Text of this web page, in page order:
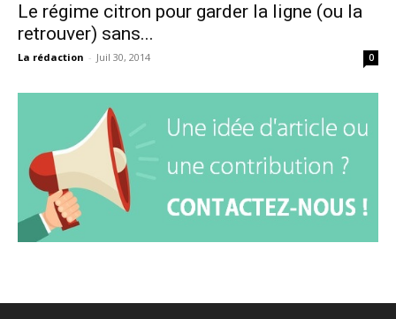
Le régime citron pour garder la ligne (ou la
retrouver) sans...
La rédaction - Juil 30, 2014 0